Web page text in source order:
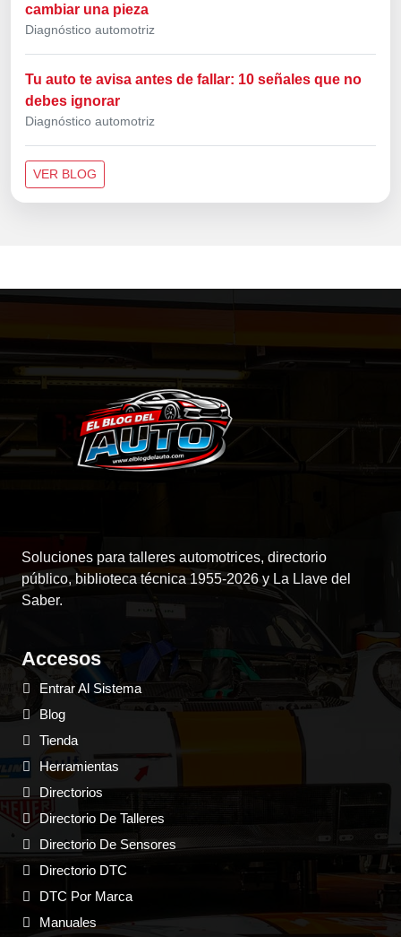
cambiar una pieza
Diagnóstico automotriz
Tu auto te avisa antes de fallar: 10 señales que no
debes ignorar
Diagnóstico automotriz
VER BLOG
Soluciones para talleres automotrices, directorio
público, biblioteca técnica 1955-2026 y La Llave del
Saber.
Accesos
Entrar Al Sistema
Blog
Tienda
Herramientas
Directorios
Directorio De Talleres
Directorio De Sensores
Directorio DTC
DTC Por Marca
Manuales